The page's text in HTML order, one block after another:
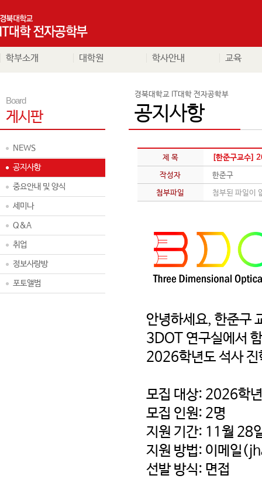
학부소개 대학원 학사안내 교육
Board
게시판
NEWS
공지사항
중요안내 및 양식
세미나
Q&A
취업
정보사랑방
포토앨범
경북대학교 IT대학 전자공학부
공지사항
제 목
[한준구교수]
작성자
한준구
첨부파일
첨부된 파일이
안녕하세요, 한준구
3DOT 연구실에서
2026학년도 석사 진
모집 대상: 2026학
모집 인원: 2명
지원 기간: 11월 28
지원 방법: 이메일
선발 방식: 면접